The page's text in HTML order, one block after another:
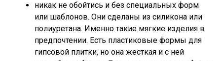
никак не обойтись и без специальных форм
или шаблонов. Они сделаны из силикона или
полиуретана. Именно такие мягкие изделия в
предпочтении. Есть пластиковые формы для
гипсовой плитки, но она жесткая и с ней